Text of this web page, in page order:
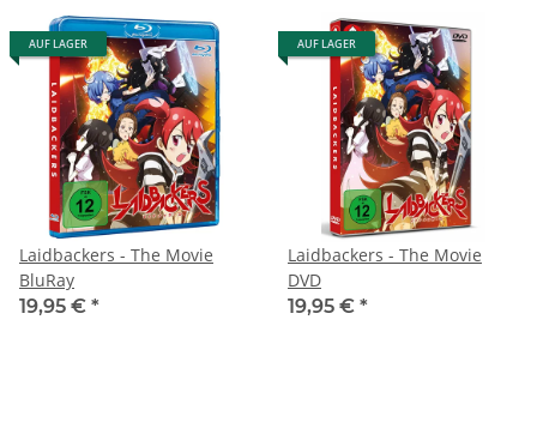
AUF LAGER
Laidbackers - The Movie
BluRay
19,95 € *
AUF LAGER
Laidbackers - The Movie
DVD
19,95 € *